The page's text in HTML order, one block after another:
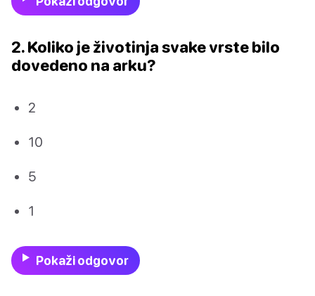
2. Koliko je životinja svake vrste bilo
dovedeno na arku?
2
10
5
1
Pokaži odgovor